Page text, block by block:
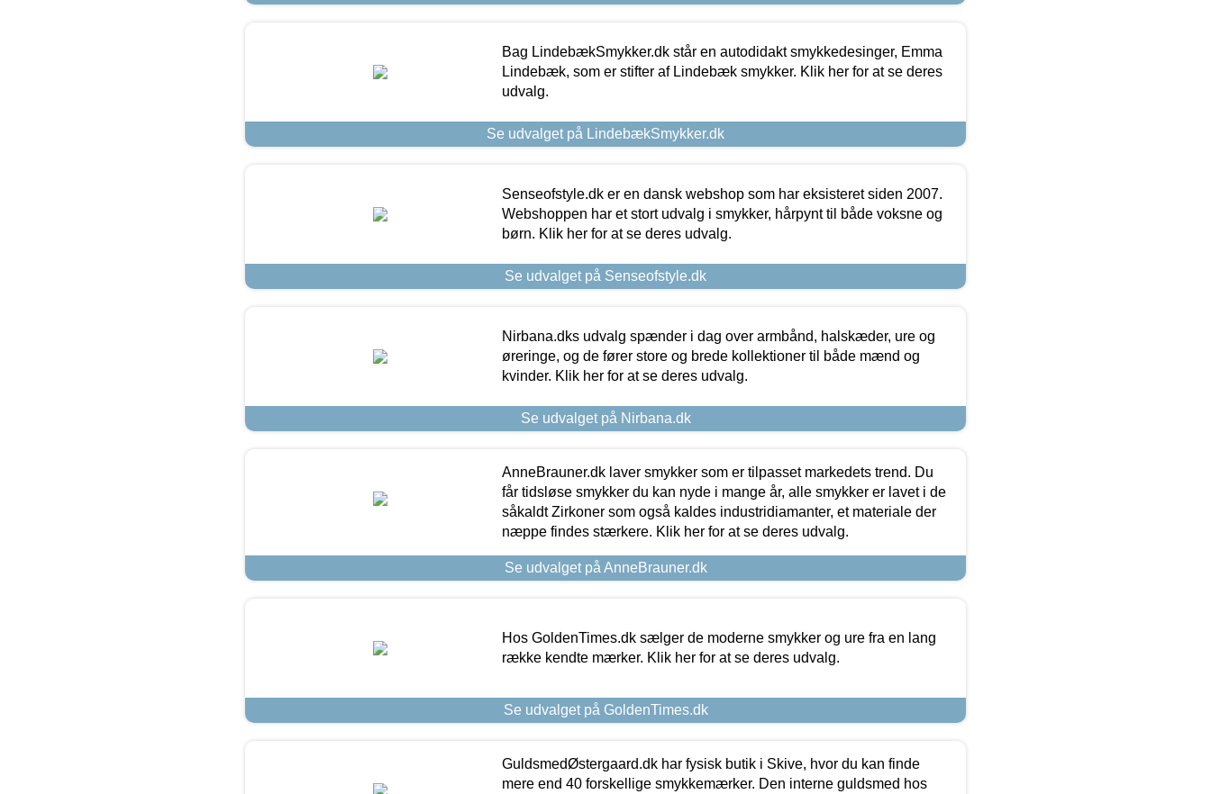
Bag LindebækSmykker.dk står en autodidakt smykkedesinger, Emma
Lindebæk, som er stifter af Lindebæk smykker. Klik her for at se deres
udvalg.
Se udvalget på LindebækSmykker.dk
Senseofstyle.dk er en dansk webshop som har eksisteret siden 2007.
Webshoppen har et stort udvalg i smykker, hårpynt til både voksne og
børn. Klik her for at se deres udvalg.
Se udvalget på Senseofstyle.dk
Nirbana.dks udvalg spænder i dag over armbånd, halskæder, ure og
øreringe, og de fører store og brede kollektioner til både mænd og
kvinder. Klik her for at se deres udvalg.
Se udvalget på Nirbana.dk
AnneBrauner.dk laver smykker som er tilpasset markedets trend. Du
får tidsløse smykker du kan nyde i mange år, alle smykker er lavet i de
såkaldt Zirkoner som også kaldes industridiamanter, et materiale der
næppe findes stærkere. Klik her for at se deres udvalg.
Se udvalget på AnneBrauner.dk
Hos GoldenTimes.dk sælger de moderne smykker og ure fra en lang
række kendte mærker. Klik her for at se deres udvalg.
Se udvalget på GoldenTimes.dk
GuldsmedØstergaard.dk har fysisk butik i Skive, hvor du kan finde
mere end 40 forskellige smykkemærker. Den interne guldsmed hos